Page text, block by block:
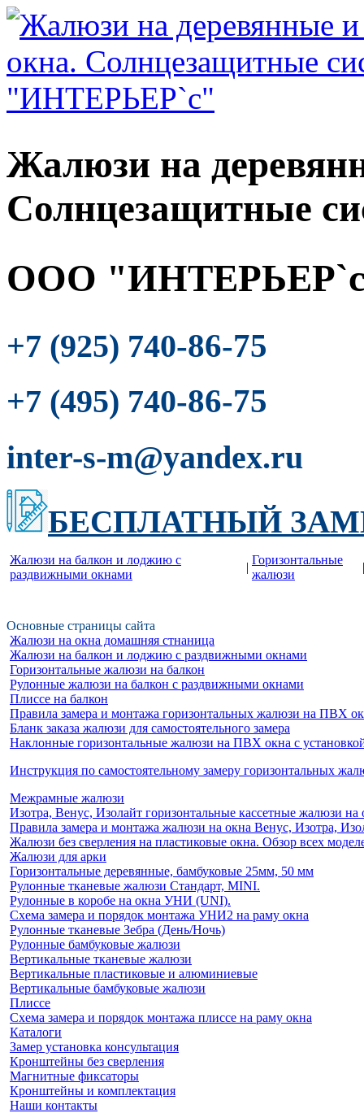
Жалюзи на
Солнцезащитные
ООО
+7 (925) 740-86-75
+7 (495) 740-86-75
inter-s-m@yandex.ru
БЕСПЛАТНЫЙ
Жалюзи на балкон и лоджию c
раздвижными окнами
|
Горизонтальные
жалюзи
|
Основные страницы сайта
Жалюзи на окна домашняя стнаница
Жалюзи на балкон и лоджию c раздвижными окнами
Горизонтальные жалюзи на балкон
Рулонные жалюзи на балкон с раздвижными окнами
Плиссе на балкон
Правила замера и монтажа горизонтальных жалюзи на ПВХ
Бланк заказа жалюзи для самостоятельного замера
Наклонные горизонтальные жалюзи на ПВХ окна с
Инструкция по самостоятельному замеру горизонтальных
Межрамные жалюзи
Изотра, Венус, Изолайт горизонтальные кассетные жалюзи на
Правила замера и монтажа жалюзи на окна Венус, Изотра,
Жалюзи без сверления на пластиковые окна. Обзор всех
Жалюзи для арки
Горизонтальные деревянные, бамбуковые 25мм, 50 мм
Рулонные тканевые жалюзи Стандарт, MINI.
Рулонные в коробе на окна УНИ (UNI).
Схема замера и порядок монтажа УНИ2 на раму окна
Рулонные тканевые Зебра (День/Ночь)
Рулонные бамбуковые жалюзи
Вертикальные тканевые жалюзи
Вертикальные пластиковые и алюминиевые
Вертикальные бамбуковые жалюзи
Плиссе
Схема замера и порядок монтажа плиссе на раму окна
Каталоги
Замер установка консультация
Кронштейны без сверления
Магнитные фиксаторы
Кронштейны и комплектация
Наши контакты